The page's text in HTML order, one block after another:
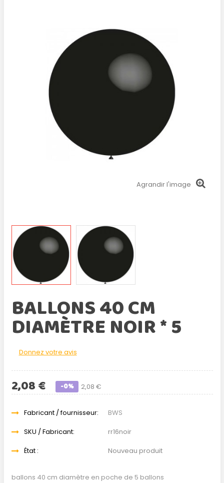
Agrandir l'image
BALLONS 40 CM
DIAMÈTRE NOIR * 5
Donnez votre avis
2,08 €
2,08 € -0%
Fabricant / fournisseur:
BWS
SKU / Fabricant:
rr16noir
État :
Nouveau produit
ballons 40 cm diamètre en poche de 5 ballons